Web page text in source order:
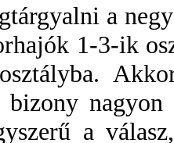
a
1-3-ik
bizony
a